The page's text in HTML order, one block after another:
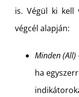
is. Végül ki kell
végcél alapján:
Minden (All)
ha